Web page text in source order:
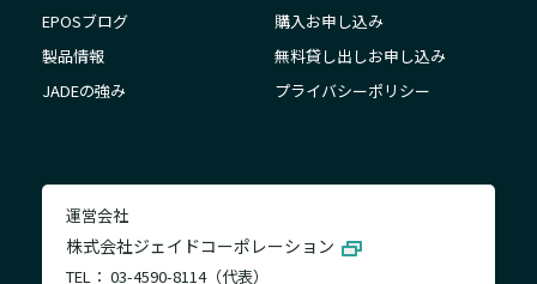
EPOSブログ
製品情報
JADEの強み
購入お申し込み
無料貸し出しお申し込み
プライバシーポリシー
運営会社
株式会社ジェイドコーポレーション
TEL： 03-4590-8114（代表）